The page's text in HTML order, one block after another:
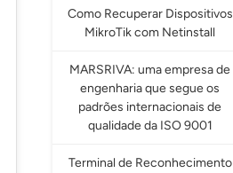
Como Recuperar Dispositivos
MikroTik com Netinstall
MARSRIVA: uma empresa de
engenharia que segue os
padrões internacionais de
qualidade da ISO 9001
Terminal de Reconhecimento